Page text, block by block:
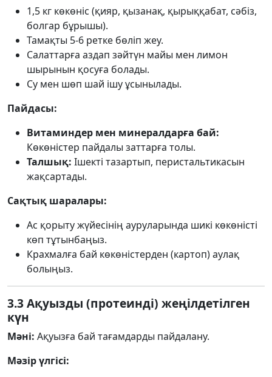
1,5 кг көкөніс (қияр, қызанақ, қырыққабат, сәбіз,
болгар бұрышы).
Тамақты 5-6 ретке бөліп жеу.
Салаттарға аздап зәйтүн майы мен лимон
шырынын қосуға болады.
Су мен шөп шай ішу ұсынылады.
Пайдасы:
Витаминдер мен минералдарға бай:
Көкөністер пайдалы заттарға толы.
Талшық: Ішекті тазартып, перистальтикасын
жақсартады.
Сақтық шаралары:
Ас қорыту жүйесінің ауруларында шикі көкөністі
көп тұтынбаңыз.
Крахмалға бай көкөністерден (картоп) аулақ
болыңыз.
3.3 Ақуызды (протеинді) жеңілдетілген
күн
Мәні: Ақуызға бай тағамдарды пайдалану.
Мәзір үлгісі: